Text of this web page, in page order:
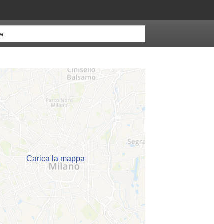
Carica la mappa